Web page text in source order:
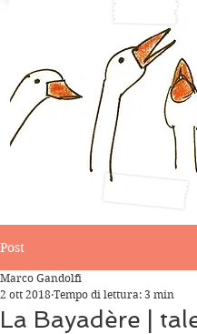
Post
La Bayadère |
Marco Gandolfi
2 ott 2018 Tempo di lettura: 3 min